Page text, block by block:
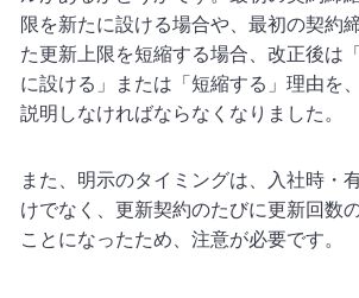
限を新たに設ける場合や、最初の契約
た更新上限を短縮する場合、改正後は
に設ける」または「短縮する」理由を
説明しなければならなくなりました。
また、明示のタイミングは、入社時・
けでなく、更新契約のたびに更新回数
ことになったため、注意が必要です。